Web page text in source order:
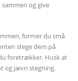
og give
former du små
stege dem på
foretrækker. Husk at
og jævn stegning.